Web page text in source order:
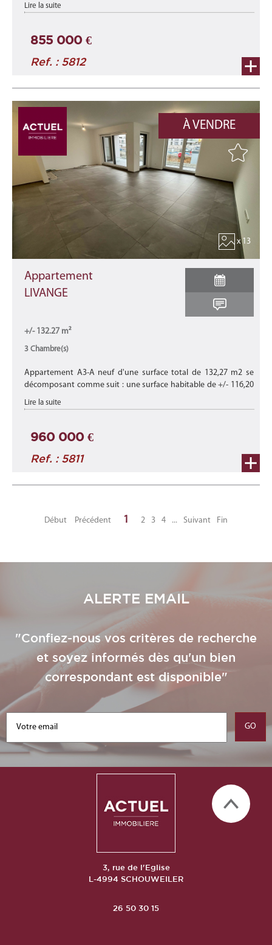
décomposant comme suit : une surface habitable de +/- 81,32
Lire la suite
855 000 €
Ref. : 5812
À VENDRE
x 13
Appartement
LIVANGE
+/- 132.27 m²
3 Chambre(s)
Appartement A3-A neuf d'une surface total de 132,27 m2 se
décomposant comme suit : une surface habitable de +/- 116,20
m2 avec une terrasse de +/- 13,61 m2 et un balcon de +/- 2,46
m2 au 1er étage ...
Lire la suite
960 000 €
Ref. : 5811
Début Précédent 1 2 3 4 ... Suivant Fin
ALERTE EMAIL
"Confiez-nous vos critères de recherche
et soyez informés dès qu'un bien
correspondant est disponible"
3, rue de l'Eglise
L-4994 SCHOUWEILER
26 50 30 15